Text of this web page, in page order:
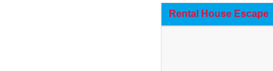
Rental House Escape